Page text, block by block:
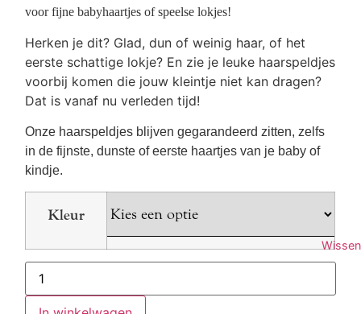
voor fijne babyhaartjes of speelse lokjes!
Herken je dit? Glad, dun of weinig haar, of het
eerste schattige lokje? En zie je leuke haarspeldjes
voorbij komen die jouw kleintje niet kan dragen?
Dat is vanaf nu verleden tijd!
Onze haarspeldjes blijven gegarandeerd zitten, zelfs
in de fijnste, dunste of eerste haartjes van je baby of
kindje.
Kleur
Wissen
Antislip
haarclipjes
Aardbei
aantal